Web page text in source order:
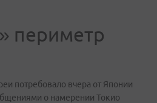
периметр
потребовало вчера от Японии
о намерении Токио